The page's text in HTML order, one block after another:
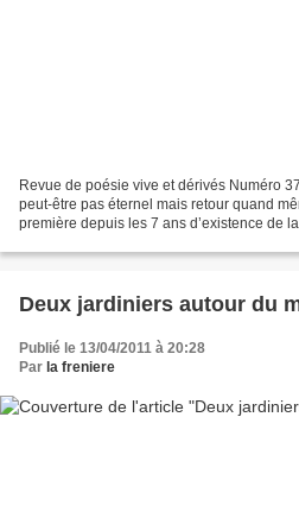
Revue de poésie vive et dérivés Numéro
peut-être pas éternel mais retour quand
première depuis les 7 ans d’existence de
Deux jardiniers autour du
Publié le 13/04/2011 à 20:28
Par la freniere